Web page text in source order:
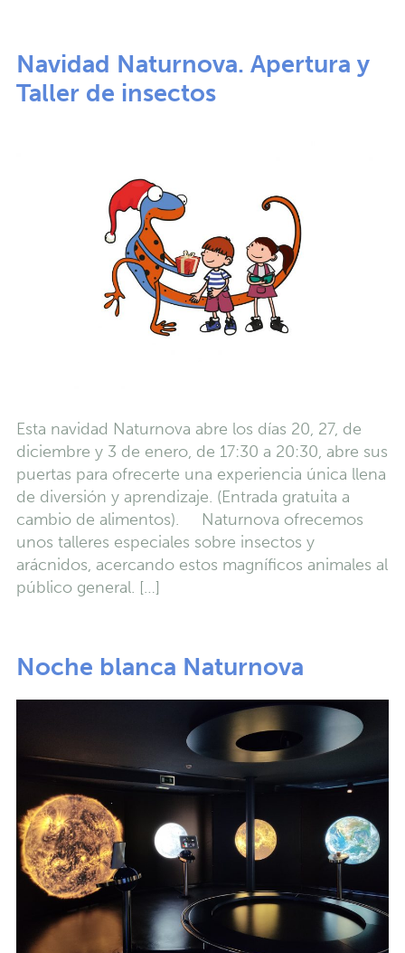
Navidad Naturnova. Apertura y
Taller de insectos
Esta navidad Naturnova abre los días 20, 27, de
diciembre y 3 de enero, de 17:30 a 20:30, abre sus
puertas para ofrecerte una experiencia única llena
de diversión y aprendizaje. (Entrada gratuita a
cambio de alimentos). Naturnova ofrecemos
unos talleres especiales sobre insectos y
arácnidos, acercando estos magníficos animales al
público general. […]
Noche blanca Naturnova